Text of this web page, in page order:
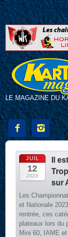
LE MAGAZINE DU
 
JUIL
12
2023
Il
sur
Les
et Nationale
rentrée, ces
plateaux lors du
Mini 60, IAME